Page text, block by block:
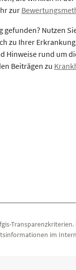
zur
Nutzen
zu Ihrer
Hinweise rund um
Beiträgen zu
Transparenzkriterien.
im